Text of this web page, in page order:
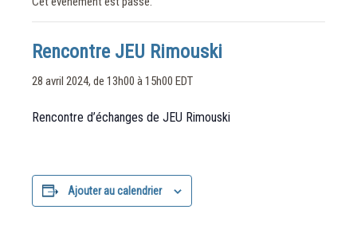
Rencontre JEU Rimouski
28 avril 2024, de 13h00 à15h00 EDT
Rencontre d’échanges de JEU Rimouski
Ajouter au calendrier